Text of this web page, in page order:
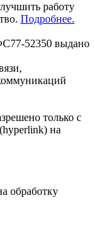
работу
Подробнее.
52350 выдано
только с
на
обработку